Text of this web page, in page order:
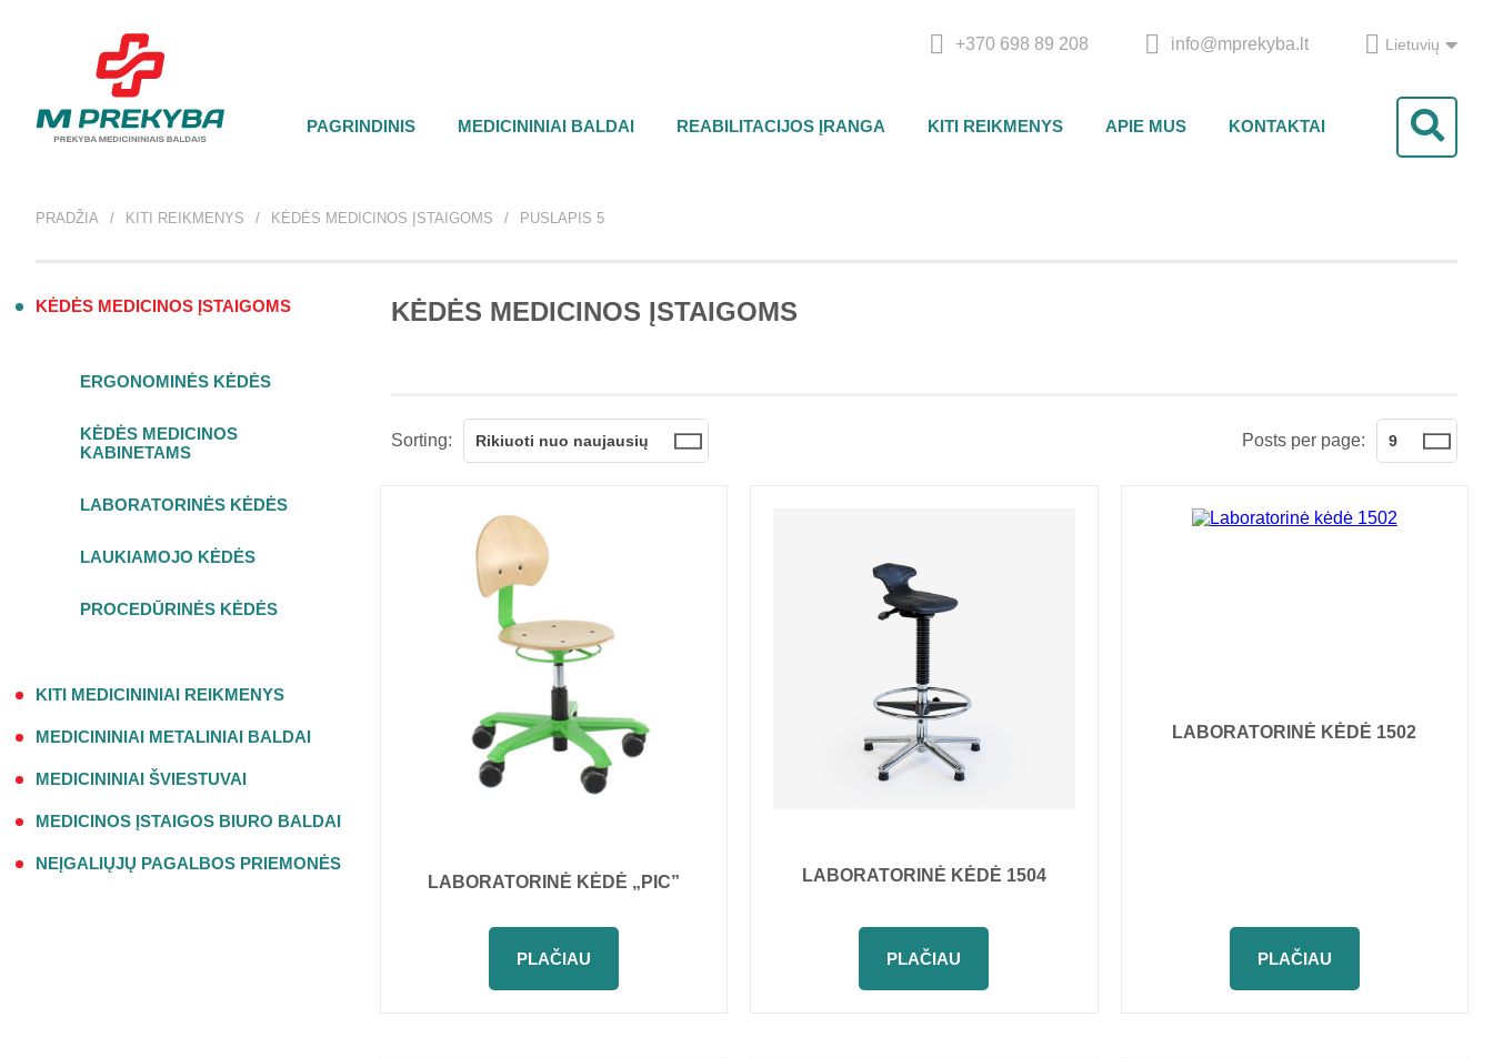
+370 698 89 208 info@mprekyba.lt Lietuvių
PAGRINDINIS MEDICININIAI BALDAI REABILITACIJOS ĮRANGA KITI REIKMENYS APIE MUS KONTAKTAI
PRADŽIA KITI REIKMENYS KĖDĖS MEDICINOS ĮSTAIGOMS PUSLAPIS 5
KĖDĖS MEDICINOS ĮSTAIGOMS
ERGONOMINĖS KĖDĖS
KĖDĖS MEDICINOS
KABINETAMS
LABORATORINĖS KĖDĖS
LAUKIAMOJO KĖDĖS
PROCEDŪRINĖS KĖDĖS
KITI MEDICININIAI REIKMENYS
MEDICININIAI METALINIAI BALDAI
MEDICININIAI ŠVIESTUVAI
MEDICINOS ĮSTAIGOS BIURO BALDAI
NEĮGALIŲJŲ PAGALBOS PRIEMONĖS
KĖDĖS MEDICINOS ĮSTAIGOMS
Sorting: Rikiuoti nuo naujausių Posts per page: 9
LABORATORINĖ KĖDĖ „PIC”
PLAČIAU
LABORATORINĖ KĖDĖ 1504
PLAČIAU
LABORATORINĖ KĖDĖ 1502
PLAČIAU